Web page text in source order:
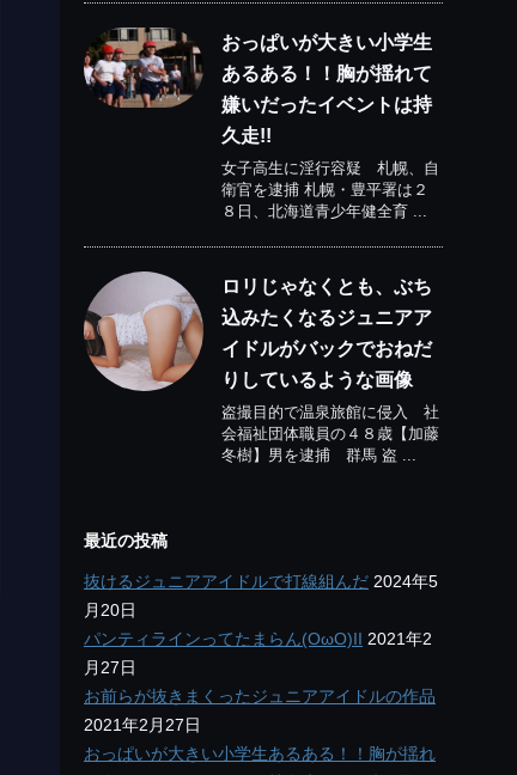
おっぱいが大きい小学生
あるある！！胸が揺れて
嫌いだったイベントは持
久走!!
女子高生に淫行容疑 札幌、自
衛官を逮捕 札幌・豊平署は２
８日、北海道青少年健全育 ...
ロリじゃなくとも、ぶち
込みたくなるジュニアア
イドルがバックでおねだ
りしているような画像
盗撮目的で温泉旅館に侵入 社
会福祉団体職員の４８歳【加藤
冬樹】男を逮捕 群馬 盗 ...
最近の投稿
抜けるジュニアアイドルで打線組んだ 2024年5
月20日
パンティラインってたまらん(OωO)II 2021年2
月27日
お前らが抜きまくったジュニアアイドルの作品
2021年2月27日
おっぱいが大きい小学生あるある！！胸が揺れ